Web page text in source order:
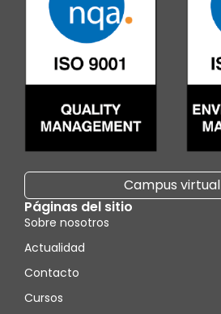
Campus virtual
Páginas del sitio
Sobre nosotros
Actualidad
Contacto
Cursos